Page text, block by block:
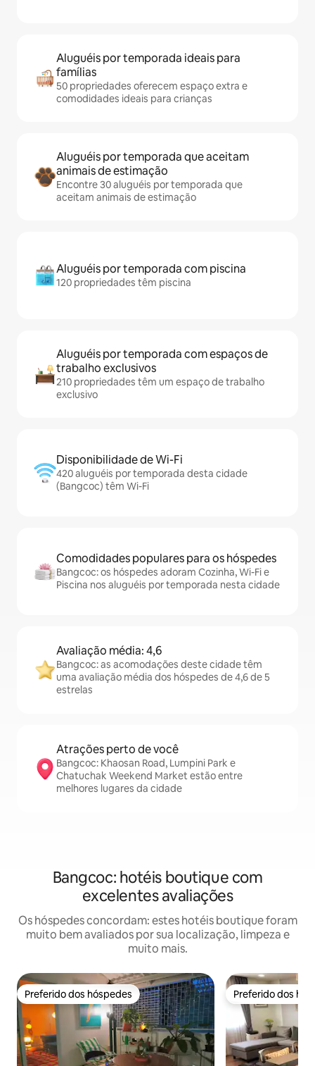
Aluguéis por temporada ideais para
famílias
50 propriedades oferecem espaço extra e
comodidades ideais para crianças
Aluguéis por temporada que aceitam
animais de estimação
Encontre 30 aluguéis por temporada que
aceitam animais de estimação
Aluguéis por temporada com piscina
120 propriedades têm piscina
Aluguéis por temporada com espaços de
trabalho exclusivos
210 propriedades têm um espaço de trabalho
exclusivo
Disponibilidade de Wi-Fi
420 aluguéis por temporada desta cidade
(Bangcoc) têm Wi-Fi
Comodidades populares para os hóspedes
Bangcoc: os hóspedes adoram Cozinha, Wi-Fi e
Piscina nos aluguéis por temporada nesta cidade
Avaliação média: 4,6
Bangcoc: as acomodações deste cidade têm
uma avaliação média dos hóspedes de 4,6 de 5
estrelas
Atrações perto de você
Bangcoc: Khaosan Road, Lumpini Park e
Chatuchak Weekend Market estão entre
melhores lugares da cidade
Bangcoc: hotéis boutique com
excelentes avaliações
Os hóspedes concordam: estes hotéis boutique foram
muito bem avaliados por sua localização, limpeza e
muito mais.
Preferido dos hóspedes
Preferido dos hóspedes Preferido dos
Preferido dos